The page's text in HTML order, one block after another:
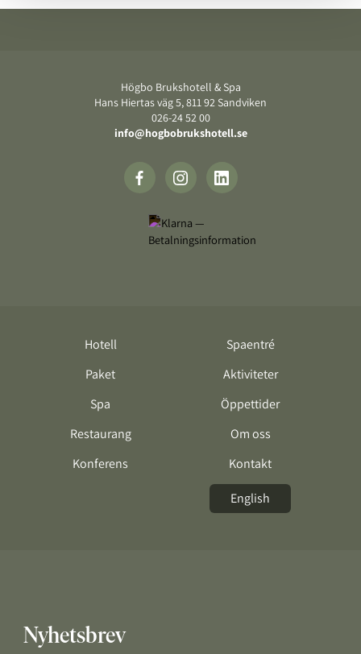
Högbo Brukshotell & Spa
Hans Hiertas väg 5, 811 92 Sandviken
026-24 52 00
info@hogbobrukshotell.se
Hotell
Paket
Spa
Restaurang
Konferens
Spaentré
Aktiviteter
Öppettider
Om oss
Kontakt
English
Nyhetsbrev